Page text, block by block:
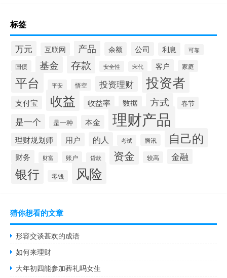
标签
万元 互联网 产品 余额 公司 利息 可靠
国债 基金 存款 安全性 宋代 客户 家庭
平台 平安 悟空 投资理财 投资者
支付宝 收益 收益率 数据 方式 春节
是一个 是一种 本金 理财产品
理财规划师 用户 的人 考试 腾讯 自己的
财务 财富 账户 贷款 资金 较高 金融
银行 零钱 风险
猜你想看的文章
形容交谈甚欢的成语
如何来理财
大年初四能参加葬礼吗女生